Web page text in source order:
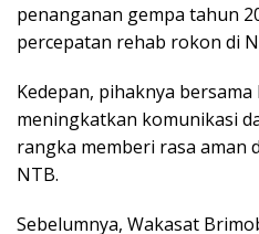
penanganan gempa tahun
percepatan rehab rokon di
Kedepan, pihaknya
meningkatkan komunikasi
rangka memberi rasa aman
NTB.
Sebelumnya, Wakasat